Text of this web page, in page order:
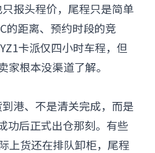
报头程价，尾程只是简单
的距离、预约时段的竞
卡派仅四小时车程，但
根本没渠道了解。
港、不是清关完成，而是
功后正式出仓那刻。有些
上货还在排队卸柜，尾程